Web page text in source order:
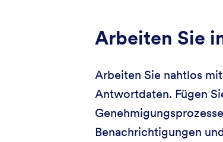
Arbeiten Sie
Arbeiten Sie nahtlos
Antwortdaten. Fügen
Benachrichtigungen